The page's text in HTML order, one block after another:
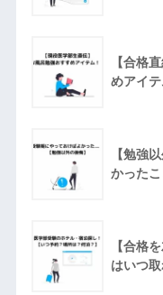
【合格
めアイ
【勉強
かった
【合格
はいつ